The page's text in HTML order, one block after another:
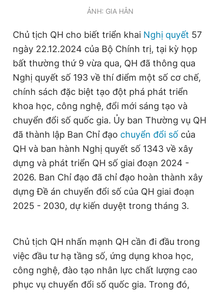
Giấy phép xuất bản số 110/GP - BTTTT cấp ngày 24.3.2020
chép dưới mọi hình thức nếu không có sự chấp thuận bằng văn
bản. Phát triển bởi ePi Technologies, JSC.
ẢNH: GIA HÂN
Chủ tịch QH cho biết triển khai Nghị quyết 57
ngày 22.12.2024 của Bộ Chính trị, tại kỳ họp
bất thường thứ 9 vừa qua, QH đã thông qua
Nghị quyết số 193 về thí điểm một số cơ chế,
chính sách đặc biệt tạo đột phá phát triển
khoa học, công nghệ, đổi mới sáng tạo và
chuyển đổi số quốc gia. Ủy ban Thường vụ QH
đã thành lập Ban Chỉ đạo chuyển đổi số của
QH và ban hành Nghị quyết số 1343 về xây
dựng và phát triển QH số giai đoạn 2024 -
2026. Ban Chỉ đạo đã chỉ đạo hoàn thành xây
dựng Đề án chuyển đổi số của QH giai đoạn
2025 - 2030, dự kiến duyệt trong tháng 3.
Chủ tịch QH nhấn mạnh QH cần đi đầu trong
việc đầu tư hạ tầng số, ứng dụng khoa học,
công nghệ, đào tạo nhân lực chất lượng cao
phục vụ chuyển đổi số quốc gia. Trong đó,